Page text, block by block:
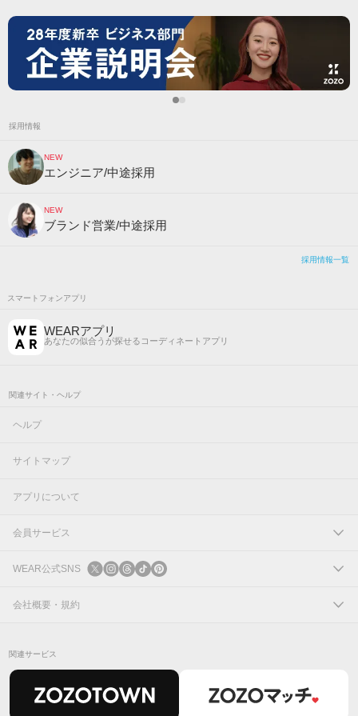
採用情報
NEW
エンジニア/中途採用
NEW
ブランド営業/中途採用
採用情報一覧
スマートフォンアプリ
WEARアプリ
あなたの似合うが探せるコーディネートアプリ
関連サイト・ヘルプ
ヘルプ
サイトマップ
アプリについて
会員サービス
ログイン
新規会員登録
WEAR公式SNS
X
会社概要・規約
関連サービス